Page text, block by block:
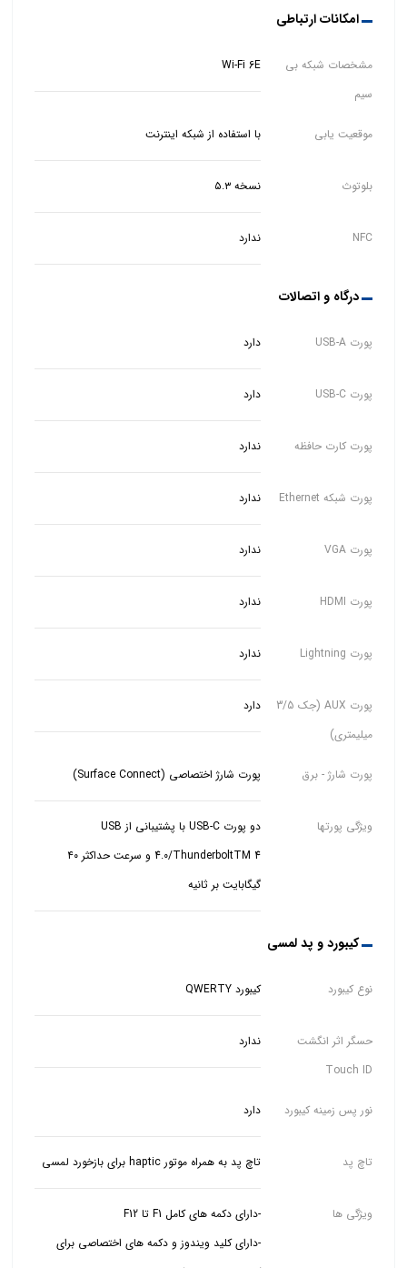
امکانات ارتباطی
مشخصات شبکه بی
سیم
Wi-Fi 6E
موقعیت یابی با استفاده از شبکه اینترنت
بلوتوث نسخه ۵.۳
NFC ندارد
درگاه و اتصالات
پورت USB-A دارد
پورت USB-C دارد
پورت کارت حافظه ندارد
پورت شبکه Ethernet ندارد
پورت VGA ندارد
پورت HDMI ندارد
پورت Lightning ندارد
پورت AUX (جک 3/5
میلیمتری)
دارد
پورت شارژ - برق پورت شارژ اختصاصی (Surface Connect)
ویژگی پورتها
دو پورت USB-C با پشتیبانی از USB
4.0/ThunderboltTM 4 و سرعت حداکثر ۴۰
گیگابایت بر ثانیه
کیبورد و پد لمسی
نوع کیبورد کیبورد QWERTY
حسگر اثر انگشت
Touch ID
ندارد
نور پس زمینه کیبورد دارد
تاچ پد تاچ پد به همراه موتور haptic برای بازخورد لمسی
ویژگی ها
-دارای دکمه های کامل F1 تا F12
-دارای کلید ویندوز و دکمه های اختصاصی برای